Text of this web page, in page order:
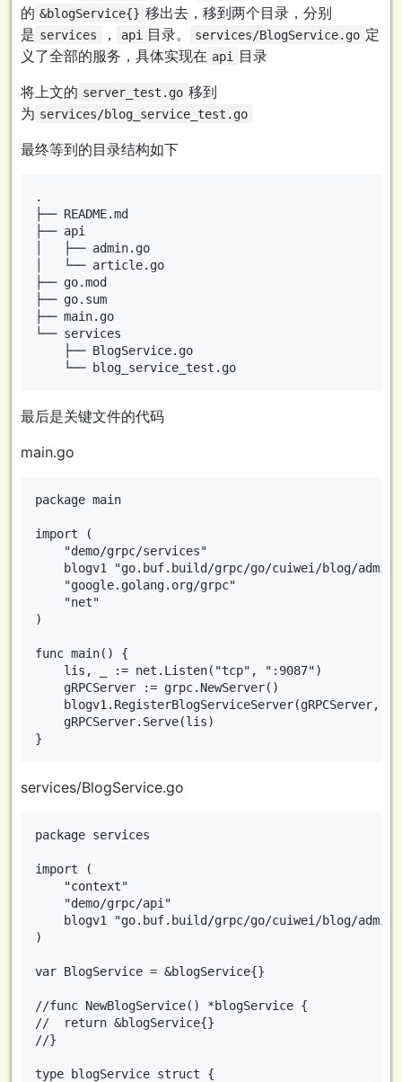
的 &blogService{} 移出去，移到两个目录，分别
是 services ， api 目录。 services/BlogService.go 定
义了全部的服务，具体实现在 api
目录
将上文的 server_test.go 移到
为 services/blog_service_test.go
最终等到的目录结构如下
.
├── README.md
├── api
│   ├── admin.go
│   └── article.go
├── go.mod
├── go.sum
├── main.go
└── services
    ├── BlogService.go
最后是关键文件的代码
main.go
package main
import (
)
func main() {
services/BlogService.go
package services
import (
)
var BlogService = &blogService{}
//func NewBlogService() *blogService {
//	return &blogService{}
//}
type blogService struct {